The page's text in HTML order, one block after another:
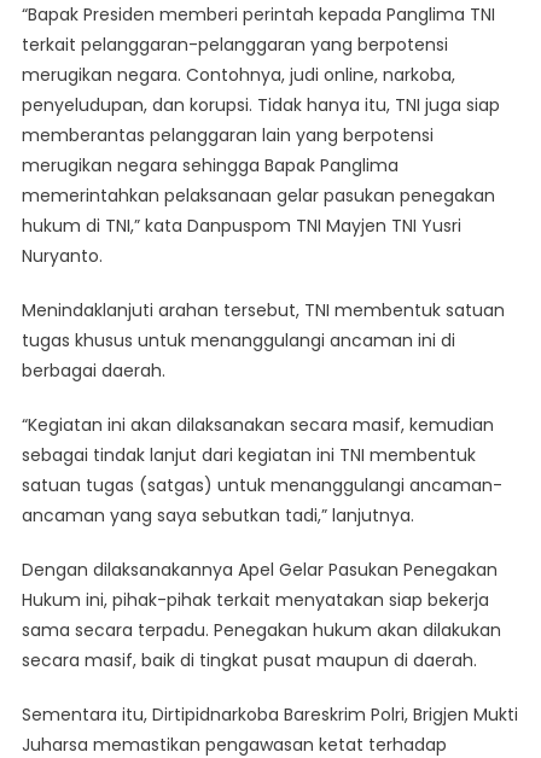
“Bapak Presiden memberi perintah kepada Panglima TNI
terkait pelanggaran-pelanggaran yang berpotensi
merugikan negara. Contohnya, judi online, narkoba,
penyeludupan, dan korupsi. Tidak hanya itu, TNI juga siap
memberantas pelanggaran lain yang berpotensi
merugikan negara sehingga Bapak Panglima
memerintahkan pelaksanaan gelar pasukan penegakan
hukum di TNI,” kata Danpuspom TNI Mayjen TNI Yusri
Nuryanto.
Menindaklanjuti arahan tersebut, TNI membentuk satuan
tugas khusus untuk menanggulangi ancaman ini di
berbagai daerah.
“Kegiatan ini akan dilaksanakan secara masif, kemudian
sebagai tindak lanjut dari kegiatan ini TNI membentuk
satuan tugas (satgas) untuk menanggulangi ancaman-
ancaman yang saya sebutkan tadi,” lanjutnya.
Dengan dilaksanakannya Apel Gelar Pasukan Penegakan
Hukum ini, pihak-pihak terkait menyatakan siap bekerja
sama secara terpadu. Penegakan hukum akan dilakukan
secara masif, baik di tingkat pusat maupun di daerah.
Sementara itu, Dirtipidnarkoba Bareskrim Polri, Brigjen Mukti
Juharsa memastikan pengawasan ketat terhadap